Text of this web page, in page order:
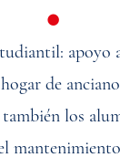
●
apoyo
de
los